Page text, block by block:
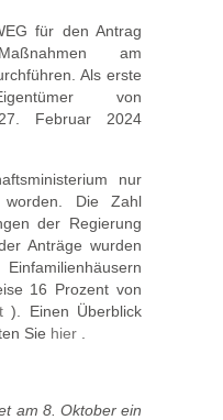
für den Antrag
am
Als erste
von
Februar 2024
nur
worden. Die Zahl
der Regierung
Anträge wurden
16 Prozent von
). Einen Überblick
Sie hier
am 8. Oktober ein